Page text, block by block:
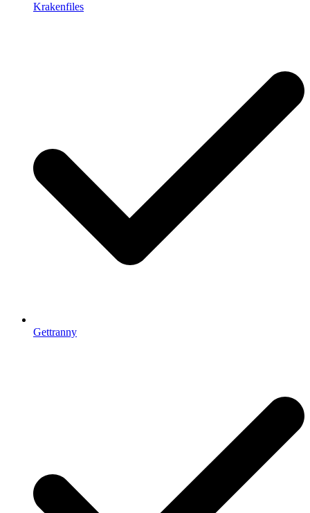
Krakenfiles
Gettranny